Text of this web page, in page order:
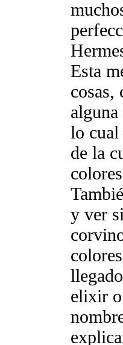
Esta
cosas,
lo cual
de la
y ver
elixir